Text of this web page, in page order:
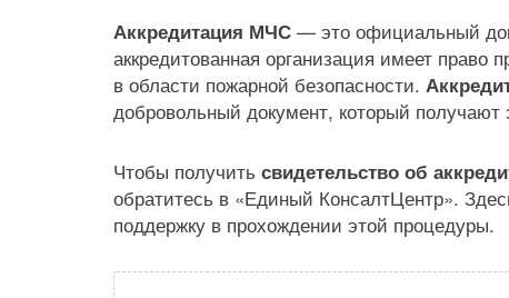
Аккредитация МЧС — это официальный
аккредитованная организация имеет
в области пожарной безопасности.
добровольный документ, который получают
Чтобы получить свидетельство об
обратитесь в «Единый КонсалтЦентр».
поддержку в прохождении этой процедуры.